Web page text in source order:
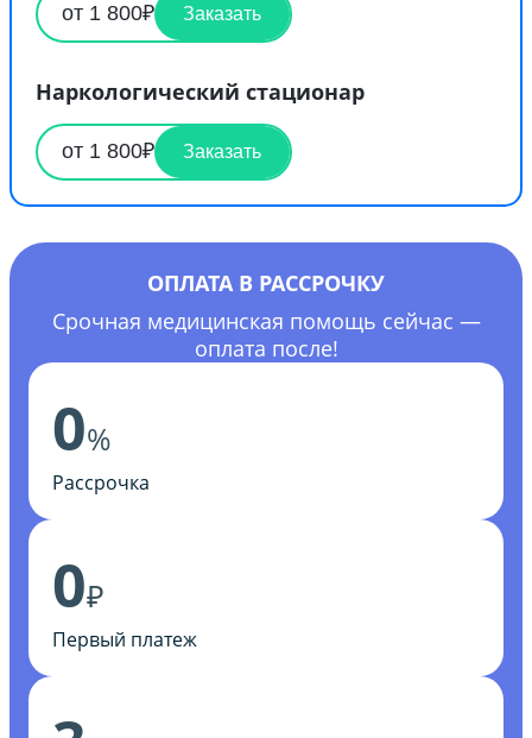
от 1 800₽ Заказать
Наркологический стационар
от 1 800₽ Заказать
ОПЛАТА В РАССРОЧКУ
Срочная медицинская помощь сейчас —
оплата после!
0%
Рассрочка
0₽
Первый платеж